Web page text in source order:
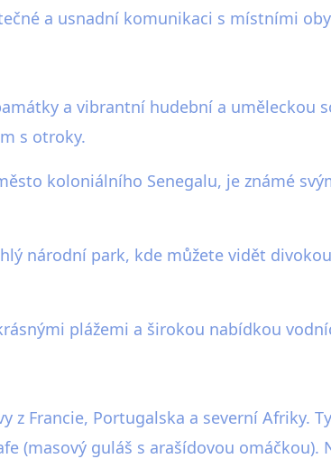
a usnadní komunikaci s místními
a vibrantní hudební a uměleckou
s otroky.
koloniálního Senegalu, je známé
národní park, kde můžete vidět
plážemi a širokou nabídkou
z Francie, Portugalska a severní Afriky.
(masový guláš s arašídovou